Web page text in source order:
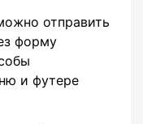
отправить
форму
и футере